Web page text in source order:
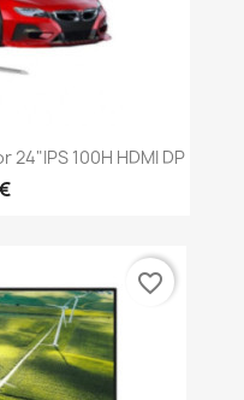
24"IPS 100H HDMI DP
favorite_border